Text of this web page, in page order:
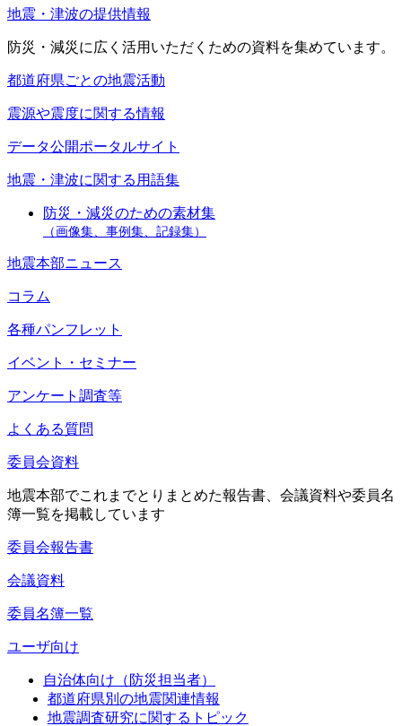
地震・津波の提供情報
防災・減災に広く活用いただくための資料を集めています。
都道府県ごとの地震活動
震源や震度に関する情報
データ公開ポータルサイト
地震・津波に関する用語集
防災・減災のための素材集
（画像集、事例集、記録集）
地震本部ニュース
コラム
各種パンフレット
イベント・セミナー
アンケート調査等
よくある質問
委員会資料
地震本部でこれまでとりまとめた報告書、会議資料や委員名
簿一覧を掲載しています
委員会報告書
会議資料
委員名簿一覧
ユーザ向け
自治体向け（防災担当者）
都道府県別の地震関連情報
地震調査研究に関するトピック